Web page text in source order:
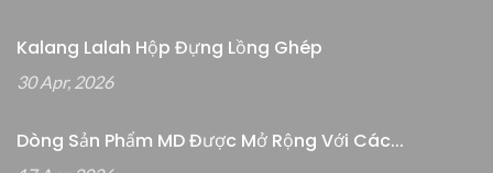
Kalang Lalah Hộp Đựng Lồng Ghép
30 Apr, 2026
Dòng Sản Phẩm MD Được Mở Rộng Với Các...